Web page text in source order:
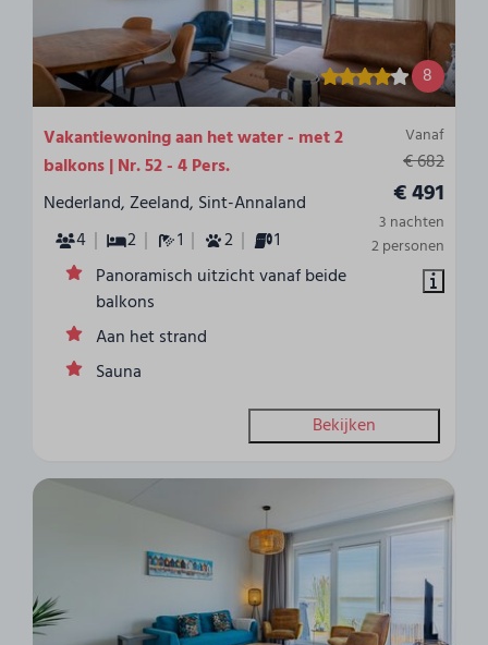
8
Vanaf
€ 682
€ 491
3 nachten
2 personen
Vakantiewoning aan het water - met 2
balkons | Nr. 52 - 4 Pers.
Nederland, Zeeland, Sint-Annaland
4
2 1 2
1
Panoramisch uitzicht vanaf beide
balkons
Aan het strand
Sauna
Bekijken